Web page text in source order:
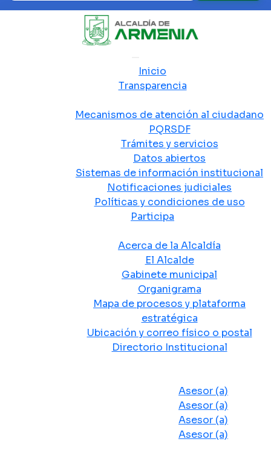
Inicio
Transparencia
Mecanismos de atención al ciudadano
PQRSDF
Trámites y servicios
Datos abiertos
Sistemas de información institucional
Notificaciones judiciales
Políticas y condiciones de uso
Participa
Acerca de la Alcaldía
El Alcalde
Gabinete municipal
Organigrama
Mapa de procesos y plataforma
estratégica
Ubicación y correo físico o postal
Directorio Institucional
Asesor (a)
Asesor (a)
Asesor (a)
Asesor (a)